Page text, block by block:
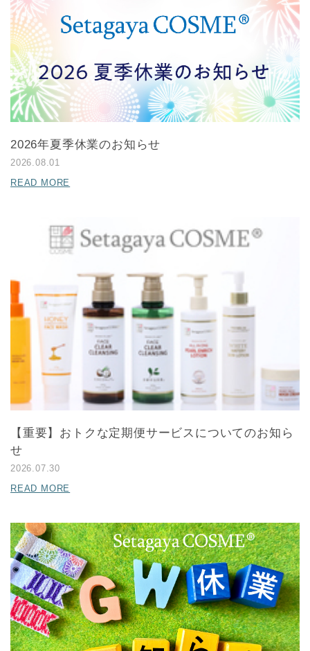
2026年夏季休業のお知らせ
2026.08.01
READ MORE
【重要】おトクな定期便サービスについてのお知ら
せ
2026.07.30
READ MORE